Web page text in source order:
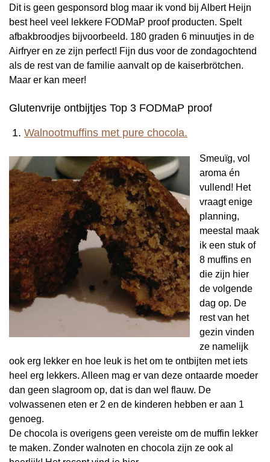
Dit is geen gesponsord blog maar ik vond bij Albert Heijn
best heel veel lekkere FODMaP proof producten. Spelt
afbakbroodjes bijvoorbeeld. 180 graden 6 minuutjes in de
Airfryer en ze zijn perfect! Fijn dus voor de zondagochtend
als de rest van de familie aanvalt op de kaiserbrötchen.
Maar er kan meer!
Glutenvrije ontbijtjes Top 3 FODMaP proof
1. Walnootmuffins met pure chocola.
Smeuïg, vol
aroma én
vullend! Het
vraagt enige
planning,
meestal maak
ik een stuk of
8 muffins en
die zijn hier
de volgende
dag op. De
rest van het
gezin vinden
ze namelijk
ook erg lekker en hoe leuk is het om te ontbijten met iets
heel erg lekkers. Alleen mag er van deze ontaarde moeder
dan geen slagroom op, dat is dan wel flauw. De
volwassenen eten er 2 en de kinderen hebben er aan 1
genoeg.
De chocola is overigens geen vereiste om de muffin lekker
te maken. Zonder walnoten en chocola zijn ze ook al